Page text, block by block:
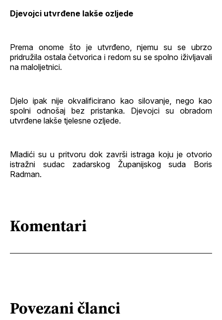
Djevojci utvrđene lakše ozljede
Prema onome što je utvrđeno, njemu su se ubrzo
pridružila ostala četvorica i redom su se spolno iživljavali
na maloljetnici.
Djelo ipak nije okvalificirano kao silovanje, nego kao
spolni odnošaj bez pristanka. Djevojci su obradom
utvrđene lakše tjelesne ozljede.
Mladići su u pritvoru dok završi istraga koju je otvorio
istražni sudac zadarskog Županijskog suda Boris
Radman.
Komentari
Povezani članci